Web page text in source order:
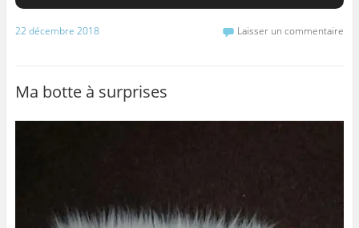
22 décembre 2018 Laisser un commentaire
Ma botte à surprises